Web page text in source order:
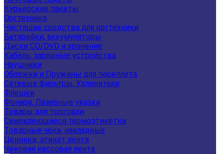
Курьерские пакеты
Оргтехника
Чистящие средства для оргтехники
Батарейки, аккумуляторы
Диски CD/DVD и хранение
Кабель, зарядные устройства
Наушники
Обложки и Пружины для переплета
Сетевые фильтры, Удлинители
Флешки
Фонари, Лазерные указки
Товары для торговли
Самоклеющиеся термоэтикетки
Товарные чеки, накладные
Ценники, этикет лента
Чековая кассовая лента